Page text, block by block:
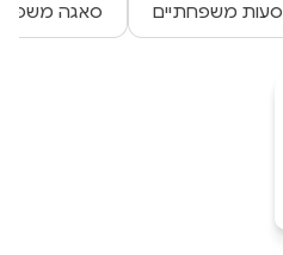
משפחתיים סאגה